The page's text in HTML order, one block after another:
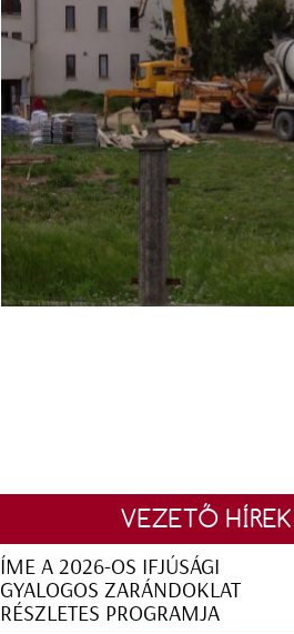
VEZETŐ HÍREK
ÍME A 2026-OS IFJÚSÁGI
GYALOGOS ZARÁNDOKLAT
RÉSZLETES PROGRAMJA